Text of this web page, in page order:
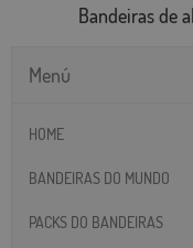
Bandeiras de
Menú
HOME
BANDEIRAS DO MUNDO
PACKS DO BANDEIRAS